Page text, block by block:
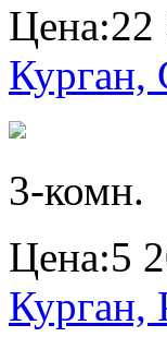
Цена:22
Курган,
3-комн.
Цена:5
Курган,